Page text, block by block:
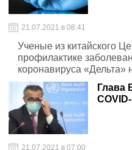
21.07.2021 в 08:41
Ученые из китайского
профилактике
коронавируса «Дельта»
Глава
21.07.2021 в 07:00